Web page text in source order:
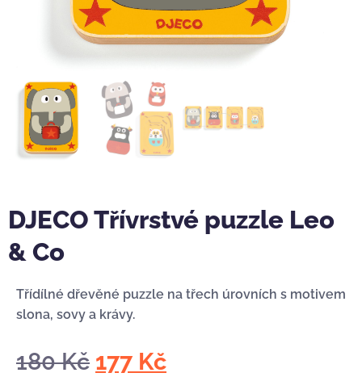
DJECO Třívrstvé puzzle Leo
& Co
Třídílné dřevěné puzzle na třech úrovních s motivem
slona, sovy a krávy.
180Kč 177 Kč